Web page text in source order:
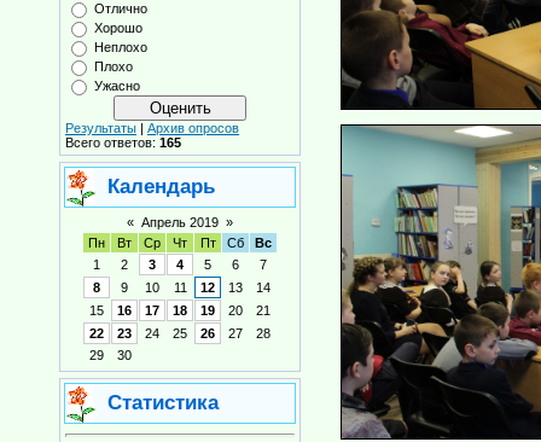
Отлично
Хорошо
Неплохо
Плохо
Ужасно
Результаты | Архив опросов
Всего ответов: 165
Календарь
« Апрель 2019 »
Пн
Вт Ср Чт Пт Сб
Вс
1
2 3 4 5 6
7
8
9 10 11 12 13
14
15
16 17 18 19 20
21
22
23 24 25 26 27
28
29
30
Статистика